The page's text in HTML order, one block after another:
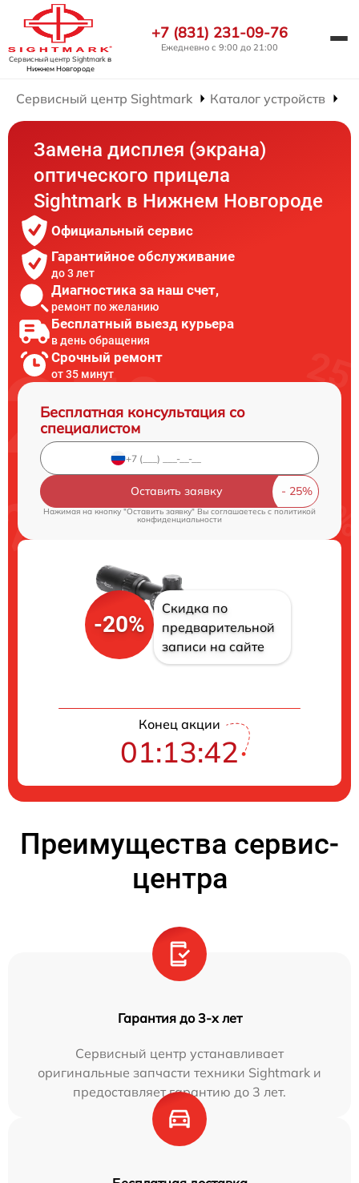
Сервисный центр Sightmarkв
Нижнем Новгороде
+7 (831) 231-09-76
Ежедневно с 9:00 до 21:00
Сервисный центр Sightmark Каталог устройств
Замена дисплея (экрана)
оптического прицела
Sightmark в Нижнем Новгороде
Официальный сервис
Гарантийное обслуживание
до 3 лет
Диагностика за наш счет,
ремонт по желанию
Бесплатный выезд курьера
в день обращения
Срочный ремонт
от 35 минут
Бесплатная консультация со
специалистом
Оставить заявку
Нажимая на кнопку "Оставить заявку" Вы соглашаетесь cполитикой
конфиденциальности
-20%
Скидка по
предварительной
записи на сайте
Конец акции
01:13:41
Преимущества сервис-
центра
Гарантия до 3-х лет
Сервисный центр устанавливает
оригинальные запчасти техники Sightmark и
предоставляет гарантию до 3 лет.